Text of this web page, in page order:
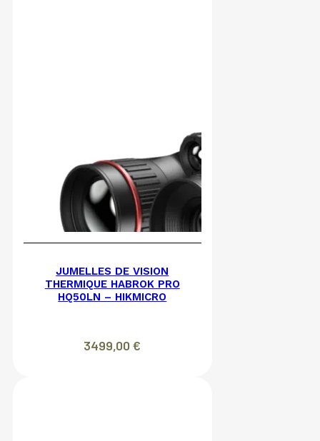
JUMELLES DE VISION
THERMIQUE HABROK PRO
HQ50LN – HIKMICRO
3499,00€